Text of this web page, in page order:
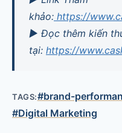
khảo: https://
► Đọc thêm kiến
tại: https://
TAGS:#brand-
#Digital Marketing